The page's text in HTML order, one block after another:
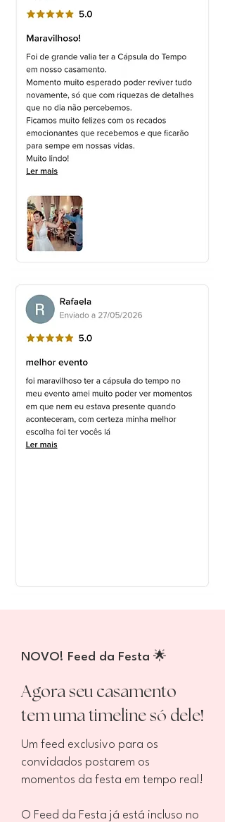
NOVO! Feed da Festa ​🌟​​
Agora seu casamento
tem uma timeline só dele!
Um feed exclusivo para os
convidados postarem os
momentos da festa em tempo real!
O Feed da Festa já está incluso no